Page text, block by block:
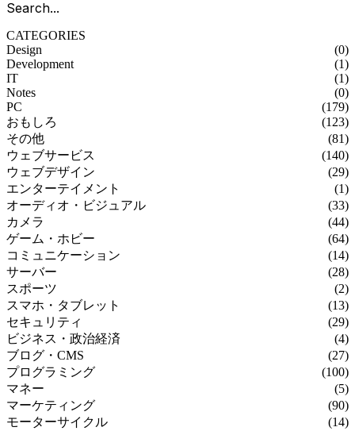
CATEGORIES
Design
(0)
Development
(1)
IT
(1)
Notes
(0)
PC
(179)
おもしろ
(123)
その他
(81)
ウェブサービス
(140)
ウェブデザイン
(29)
エンターテイメント
(1)
オーディオ・ビジュアル
(33)
カメラ
(44)
ゲーム・ホビー
(64)
コミュニケーション
(14)
サーバー
(28)
スポーツ
(2)
スマホ・タブレット
(13)
セキュリティ
(29)
ビジネス・政治経済
(4)
ブログ・CMS
(27)
プログラミング
(100)
マネー
(5)
マーケティング
(90)
モーターサイクル
(14)